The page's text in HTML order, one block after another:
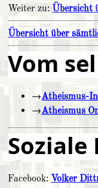
Weiter zu: Übersicht
Übersicht über
Vom
→Atheismus-
→Atheismus
Soziale
Facebook:Volker